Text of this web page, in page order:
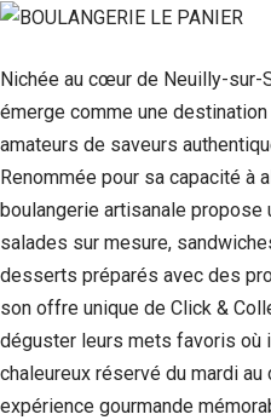
Nichée au cœur de Neuilly-sur-
émerge comme une
amateurs de saveurs
Renommée pour sa capacité à
boulangerie artisanale
salades sur mesure,
desserts préparés avec des
son offre unique de Click &
déguster leurs mets favoris où
chaleureux réservé du mardi
expérience gourmande
Nécessaire
Ces cookies ne
sont pas
facultatifs. Ils